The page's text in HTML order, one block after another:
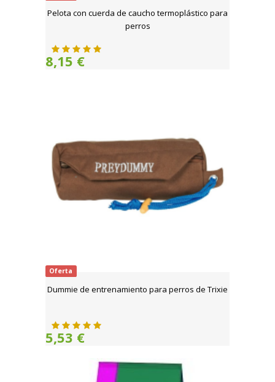
Pelota con cuerda de caucho termoplástico para
perros
8,15 €
Oferta
Dummie de entrenamiento para perros de Trixie
5,53 €